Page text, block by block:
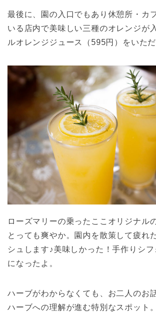
最後に、園の入口でもあり休憩所・カ
いる店内で美味しい三種のオレンジが
ルオレンジジュース（595円）をいただ
ローズマリーの乗ったここオリジナル
とっても爽やか。園内を散策して疲れ
シュします♪美味しかった！手作りシ
になったよ。
ハーブがわからなくても、お二人のお
ハーブへの理解が進む特別なスポット。